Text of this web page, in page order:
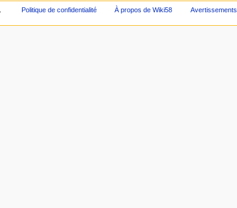
Politique de confidentialité À propos de Wiki58 Avertissements